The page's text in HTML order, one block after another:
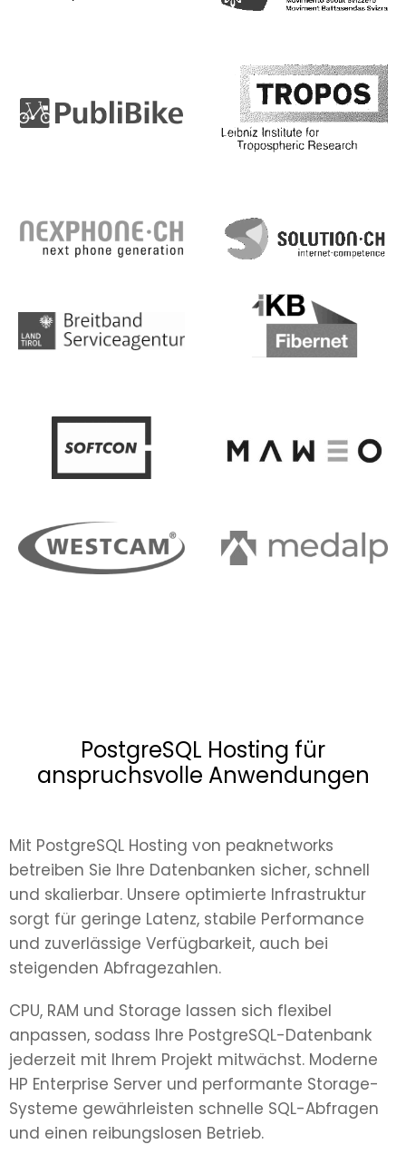
PostgreSQL Hosting für
anspruchsvolle Anwendungen
Mit PostgreSQL Hosting von peaknetworks
betreiben Sie Ihre Datenbanken sicher, schnell
und skalierbar. Unsere optimierte Infrastruktur
sorgt für geringe Latenz, stabile Performance
und zuverlässige Verfügbarkeit, auch bei
steigenden Abfragezahlen.
CPU, RAM und Storage lassen sich flexibel
anpassen, sodass Ihre PostgreSQL-Datenbank
jederzeit mit Ihrem Projekt mitwächst. Moderne
HP Enterprise Server und performante Storage-
Systeme gewährleisten schnelle SQL-Abfragen
und einen reibungslosen Betrieb.